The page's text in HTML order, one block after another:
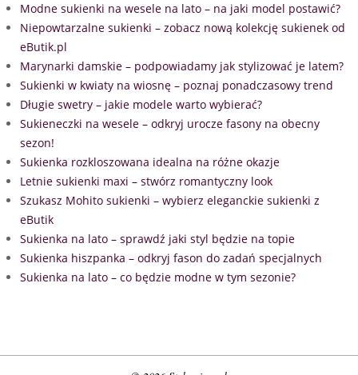
Modne sukienki na wesele na lato – na jaki model postawić?
Niepowtarzalne sukienki – zobacz nową kolekcję sukienek od
eButik.pl
Marynarki damskie – podpowiadamy jak stylizować je latem?
Sukienki w kwiaty na wiosnę – poznaj ponadczasowy trend
Długie swetry – jakie modele warto wybierać?
Sukieneczki na wesele – odkryj urocze fasony na obecny
sezon!
Sukienka rozkloszowana idealna na różne okazje
Letnie sukienki maxi – stwórz romantyczny look
Szukasz Mohito sukienki – wybierz eleganckie sukienki z
eButik
Sukienka na lato – sprawdź jaki styl będzie na topie
Sukienka hiszpanka – odkryj fason do zadań specjalnych
Sukienka na lato – co będzie modne w tym sezonie?